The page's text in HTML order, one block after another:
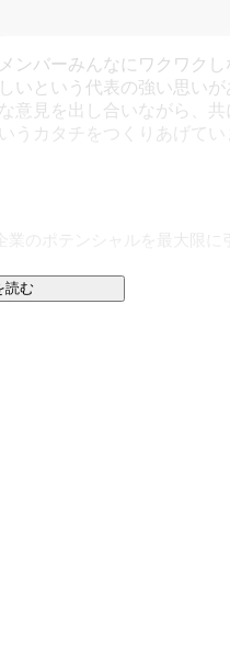
メンバーみんなにワクワク
しいという代表の強い思いが
な意見を出し合いながら、共
いうカタチをつくりあげてい
のポテンシャルを最大限に
＝＝＝＝＝＝＝＝＝＝＝＝
ームを開発しています。
なく、
読む